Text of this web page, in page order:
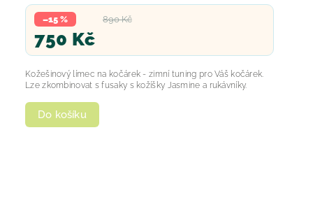
890 Kč
–15 %
750 Kč
Do košíku
Kožešinový límec na kočárek - zimní tuning pro Váš kočárek.
Lze zkombinovat s fusaky s kožíšky Jasmine a rukávníky.